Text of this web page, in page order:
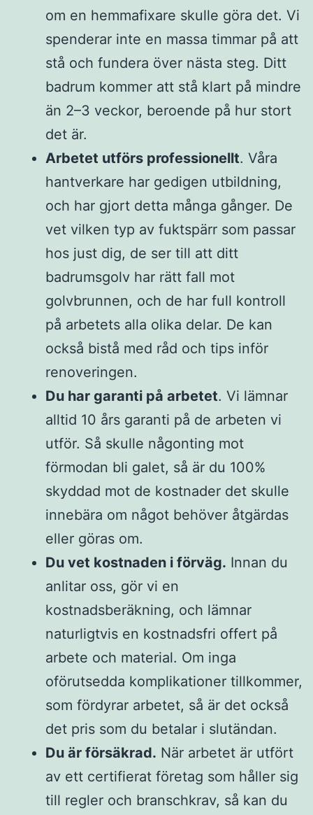
om en hemmafixare skulle göra det. Vi
spenderar inte en massa timmar på att
stå och fundera över nästa steg. Ditt
badrum kommer att stå klart på mindre
än 2–3 veckor, beroende på hur stort
det är.
Arbetet utförs professionellt. Våra
hantverkare har gedigen utbildning,
och har gjort detta många gånger. De
vet vilken typ av fuktspärr som passar
hos just dig, de ser till att ditt
badrumsgolv har rätt fall mot
golvbrunnen, och de har full kontroll
på arbetets alla olika delar. De kan
också bistå med råd och tips inför
renoveringen.
Du har garanti på arbetet. Vi lämnar
alltid 10 års garanti på de arbeten vi
utför. Så skulle någonting mot
förmodan bli galet, så är du 100%
skyddad mot de kostnader det skulle
innebära om något behöver åtgärdas
eller göras om.
Du vet kostnaden i förväg. Innan du
anlitar oss, gör vi en
kostnadsberäkning, och lämnar
naturligtvis en kostnadsfri offert på
arbete och material. Om inga
oförutsedda komplikationer tillkommer,
som fördyrar arbetet, så är det också
det pris som du betalar i slutändan.
Du är försäkrad. När arbetet är utfört
av ett certifierat företag som håller sig
till regler och branschkrav, så kan du